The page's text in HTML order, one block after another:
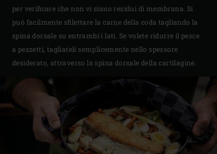
per verificare che non vi siano residui di membrana. Si
può facilmente sfilettare la carne della coda tagliando la
spina dorsale su entrambi i lati. Se volete ridurre il pesce
a pezzetti, tagliateli semplicemente nello spessore
desiderato, attraverso la spina dorsale della cartilagine.